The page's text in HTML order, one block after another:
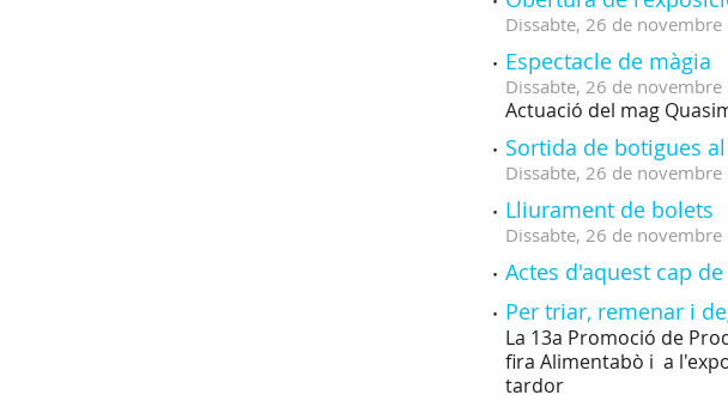
Dissabte, 26 de novembre
Espectacle de màgia
Dissabte, 26 de novembre
Actuació del mag
Sortida de botigues
Dissabte, 26 de novembre
Lliurament de bolets
Dissabte, 26 de novembre
Actes d'aquest cap
Per triar, remenar i
La 13a Promoció de
fira Alimentabò i a
tardor